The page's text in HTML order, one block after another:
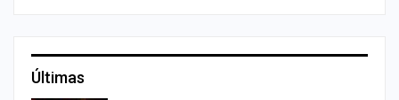
Últimas